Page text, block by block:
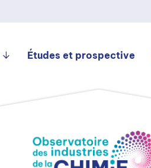
Études et prospective